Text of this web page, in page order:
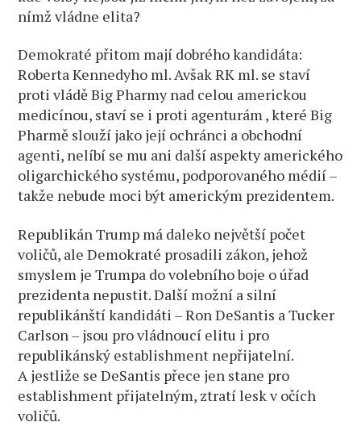
nímž vládne elita?
Demokraté přitom mají dobrého kandidáta:
Roberta Kennedyho ml. Avšak RK ml. se staví
proti vládě Big Pharmy nad celou americkou
medicínou, staví se i proti agenturám , které Big
Pharmě slouží jako její ochránci a obchodní
agenti, nelíbí se mu ani další aspekty amerického
oligarchického systému, podporovaného médií –
takže nebude moci být americkým prezidentem.
Republikán Trump má daleko největší počet
voličů, ale Demokraté prosadili zákon, jehož
smyslem je Trumpa do volebního boje o úřad
prezidenta nepustit. Další možní a silní
republikánští kandidáti – Ron DeSantis a Tucker
Carlson – jsou pro vládnoucí elitu i pro
republikánský establishment nepřijatelní.
A jestliže se DeSantis přece jen stane pro
establishment přijatelným, ztratí lesk v očích
voličů.